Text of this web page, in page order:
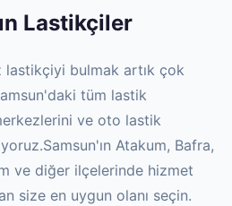
Lastikçiler
lastikçiyi bulmak artık çok
'daki tüm lastik
ve oto lastik
Samsun'ın Atakum, Bafra,
ve diğer ilçelerinde hizmet
size en uygun olanı seçin.